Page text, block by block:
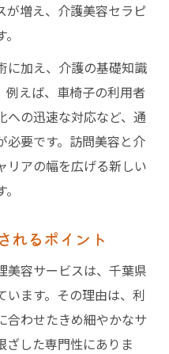
が増え、介護美容セラピ
に加え、介護の基礎知識
例えば、車椅子の利用者
への迅速な対応など、通
必要です。訪問美容と介
リアの幅を広げる新しい
れるポイント
容サービスは、千葉県
います。その理由は、利
合わせたきめ細やかなサ
ざした専門性にありま